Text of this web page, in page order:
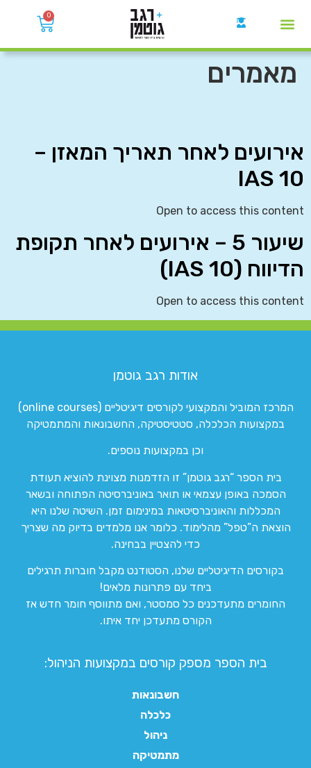
0
מאמרים
אירועים לאחר תאריך המאזן –
IAS 10
Open to access this content
שיעור 5 – אירועים לאחר תקופת
הדיווח (IAS 10)
Open to access this content
אודות רגב גוטמן
המרכז המוביל והמקצועי לקורסים דיגיטליים (online courses)
במקצועות הכלכלה, סטטיסטיקה, החשבונאות והמתמטיקה
וכן במקצועות נוספים.
בית הספר “רגב גוטמן” זו הזדמנות מצוינת להוציא תעודת
הסמכה באופן עצמאי או תואר באוניברסיטה הפתוחה ובשאר
המכללות והאוניברסיטאות במינימום זמן. השיטה שלנו היא
הוצאת ה”טפל” מהלימוד. כלומר אנו מלמדים בדיוק מה שצריך
כדי להצטיין בבחינה.
בקורסים הדיגיטליים שלנו, הסטודנט מקבל חוברות תרגילים
ביחד עם פתרונות מלאים!
החומרים מתעדכנים כל סמסטר, ואם מתווסף חומר חדש אז
הקורס מתעדכן יחד איתו.
בית הספר מספק קורסים במקצועות הניהול:
חשבונאות
כלכלה
ניהול
מתמטיקה